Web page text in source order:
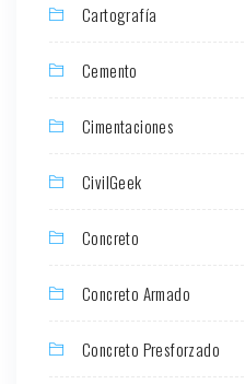
Cartografía
Cemento
Cimentaciones
CivilGeek
Concreto
Concreto Armado
Concreto Presforzado